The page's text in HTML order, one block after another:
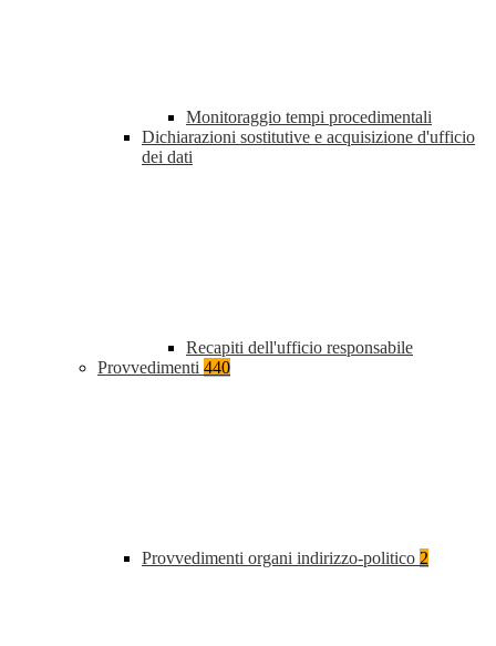
Monitoraggio tempi procedimentali
Dichiarazioni sostitutive e acquisizione d'ufficio
dei dati
Recapiti dell'ufficio responsabile
Provvedimenti 440
Provvedimenti organi indirizzo-politico 2